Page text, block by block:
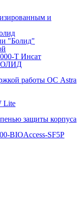
и
"Болид"
Т Инсат
работы ОС Astra
Lite
защиты корпуса
BIOAccess-SF5P